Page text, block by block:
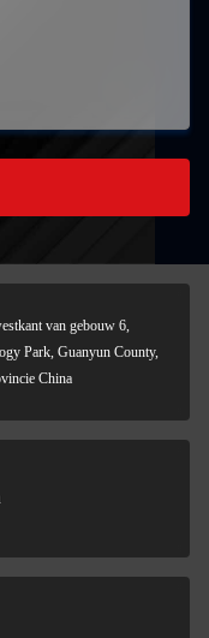
van gebouw 6,
Park, Guanyun County,
China